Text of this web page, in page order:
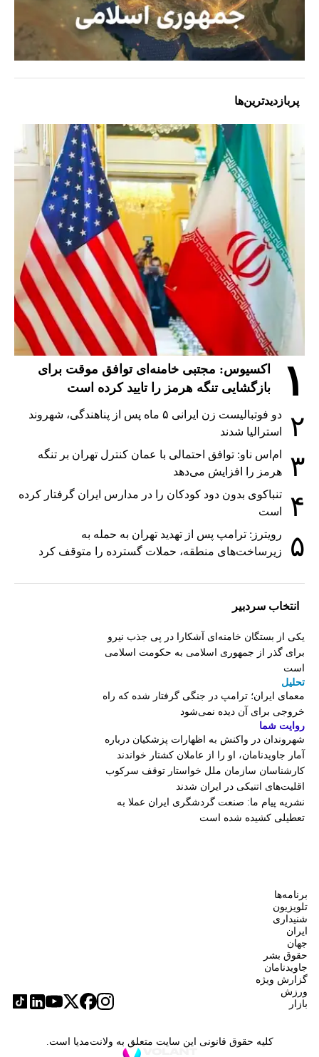
پربازدیدترین‌ها
۱
اکسیوس: مجتبی خامنه‌ای توافق موقت برای
بازگشایی تنگه هرمز را تایید کرده است
۲
دو فوتبالیست زن ایرانی ۵ ماه پس از پناهندگی، شهروند
استرالیا شدند
۳
ام‌اس ناو: توافق احتمالی با عمان کنترل تهران بر تنگه
هرمز را افزایش می‌دهد
۴
تنباکوی بدون دود کودکان را در مدارس ایران گرفتار کرده
است
۵
رویترز: ترامپ پس از تهدید تهران به حمله به
زیرساخت‌های منطقه، حملات گسترده را متوقف کرد
انتخاب سردبیر
یکی از بستگان خامنه‌ای آشکارا در پی جذب نیرو
برای گذر از جمهوری اسلامی به حکومت اسلامی
است
تحلیل
معمای ایران؛ ترامپ در جنگی گرفتار شده که راه
خروجی برای آن دیده نمی‌شود
روایت شما
شهروندان در واکنش به اظهارات پزشکیان درباره
آمار جاویدنامان، او را از عاملان کشتار خواندند
کارشناسان سازمان ملل خواستار توقف سرکوب
اقلیت‌های اتنیکی در ایران شدند
نشریه پیام ما: صنعت گردشگری ایران عملا به
تعطیلی کشیده شده است
برنامه‌ها
تلویزیون
شنیداری
ایران
جهان
حقوق بشر
جاویدنامان
گزارش ویژه
ورزش
بازار
کلیه حقوق قانونی این سایت متعلق به ولانت‌مدیا است.